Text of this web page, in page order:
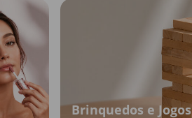
Brinquedos e Jogos